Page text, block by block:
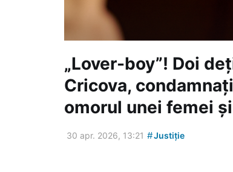
„Lover-boy”! Doi
Cricova,
omorul unei femei
30 apr. 2026, 13:21 #Justiție